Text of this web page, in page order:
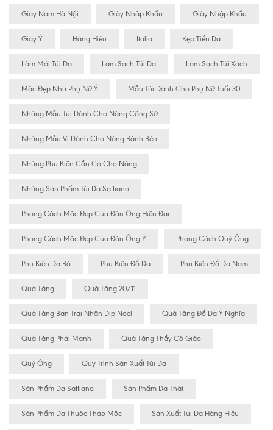
Giày Nam Hà Nội Giày Nhâp Khẩu Giày Nhập Khẩu
Giày Ý Hàng Hiệu Italia Kẹp Tiền Da
Làm Mới Túi Da Làm Sạch Túi Da Làm Sạch Túi Xách
Mặc Đẹp Như Phụ Nữ Ý Mẫu Túi Dành Cho Phụ Nữ Tuổi 30
Những Mẫu Túi Dành Cho Nàng Công Sở
Những Mẫu Ví Dành Cho Nàng Bánh Bèo
Những Phụ Kiện Cần Có Cho Nàng
Những Sản Phẩm Túi Da Saffiano
Phong Cách Mặc Đẹp Của Đàn Ông Hiện Đại
Phong Cách Mặc Đẹp Của Đàn Ông Ý Phong Cách Quý Ông
Phụ Kiện Da Bò Phụ Kiện Đồ Da Phụ Kiện Đồ Da Nam
Quà Tặng Quà Tặng 20/11
Quà Tặng Bạn Trai Nhân Dịp Noel Quà Tặng Đồ Da Ý Nghĩa
Quà Tặng Phái Mạnh Quà Tặng Thầy Cô Giáo
Quý Ông Quy Trình Sản Xuất Túi Da
Sản Phẩm Da Saffiano Sản Phẩm Da Thật
Sản Phẩm Da Thuộc Thảo Mộc Sản Xuất Túi Da Hàng Hiệu